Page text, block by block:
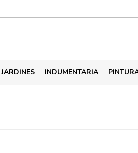
INDUMENTARIA